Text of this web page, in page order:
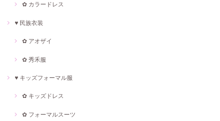
✿ カラードレス
♥ 民族衣装
✿ アオザイ
✿ 秀禾服
♥ キッズフォーマル服
✿ キッズドレス
✿ フォーマルスーツ